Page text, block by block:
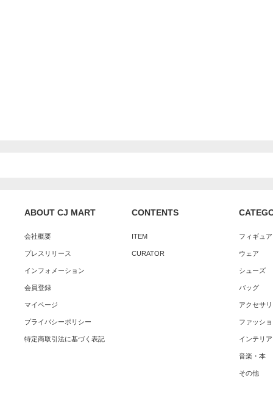
ABOUT CJ MART
会社概要
プレスリリース
インフォメーション
会員登録
マイページ
プライバシーポリシー
特定商取引法に基づく表記
CONTENTS
ITEM
CURATOR
フィギュ
ウェア
シューズ
バッグ
アクセサ
ファッシ
インテリア
音楽・本
その他